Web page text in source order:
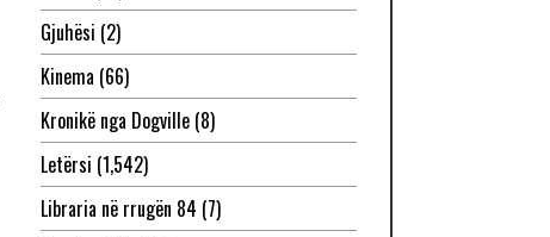
Gjuhësi (2)
Kinema (66)
Kronikë nga Dogville(8)
Letërsi (1,542)
Libraria në rrugën 84 (7)